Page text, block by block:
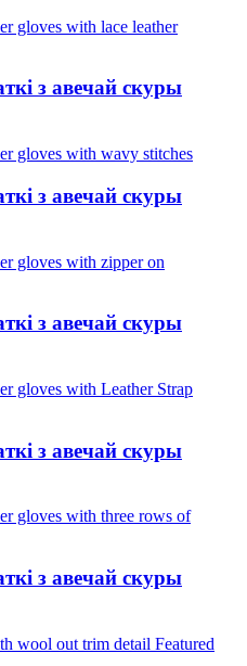
з авечай скуры
з авечай скуры
з авечай скуры
з авечай скуры
з авечай скуры